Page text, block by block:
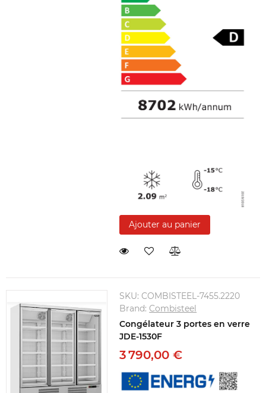
Ajouter au panier
SKU:COMBISTEEL-7455.2220
Brand:Combisteel
Congélateur 3 portes en verre
JDE-1530F
3 790,00 €